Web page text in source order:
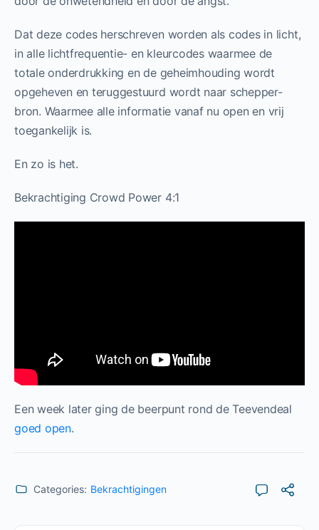
Dat deze codes herschreven worden als codes in licht,
in alle lichtfrequentie- en kleurcodes waarmee de
totale onderdrukking en de geheimhouding wordt
opgeheven en teruggestuurd wordt naar schepper-
bron. Waarmee alle informatie vanaf nu open en vrij
toegankelijk is.
En zo is het.
Bekrachtiging Crowd Power 4:1
Een week later ging de beerpunt rond de Teevendeal
goed open.
Categories: Bekrachtigingen